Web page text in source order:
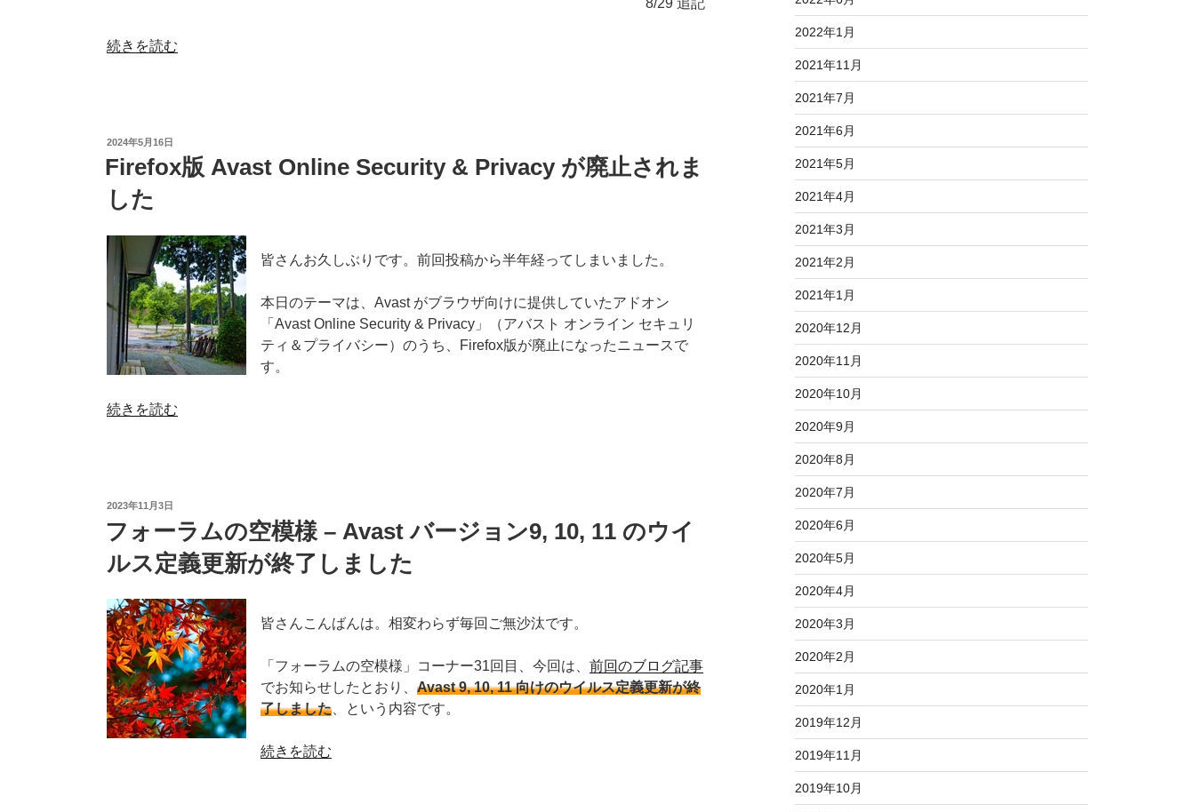
“フ
空
模
様
–
Firefox
と
Google
系
サ
イ
と
題？”
の
続きを読む
投
日:
2024年5月16日
Firefox版 Avast Online Security & Privacy が廃止されま
した
皆さんお久しぶりです。前回投稿から半年経ってしまいました。
本日のテーマは、Avast がブラウザ向けに提供していたアドオン
「Avast Online Security & Privacy」（アバスト オンライン セキュリ
ティ＆プライバシー）のうち、Firefox版が廃止になったニュースで
す。
“Firefox
Privacy
が
止
さ
れ
ま
し
た”
の
続きを読む
投
日:
2023年11月3日
フォーラムの空模様 – Avast バージョン9, 10, 11 のウイ
ルス定義更新が終了しました
皆さんこんばんは。相変わらず毎回ご無沙汰です。
「フォーラムの空模様」コーナー31回目、今回は、 前回のブログ記事
でお知らせしたとおり、 Avast 9, 10, 11 向けのウイルス定義更新が終
了しました 、という内容です。
“フ
続きを読む
2022年1月
2021年11月
2021年7月
2021年6月
2021年5月
2021年4月
2021年3月
2021年2月
2021年1月
2020年12月
2020年11月
2020年10月
2020年9月
2020年8月
2020年7月
2020年6月
2020年5月
2020年4月
2020年3月
2020年2月
2020年1月
2019年12月
2019年11月
2019年10月